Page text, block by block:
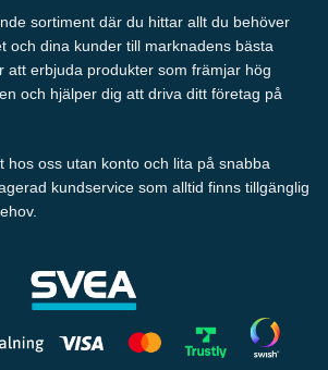
sortiment där du hittar allt du behöver
och dina kunder till marknadens bästa
att erbjuda produkter som främjar hög
och hjälper dig att driva ditt företag på
hos oss utan konto och lita på snabba
kundservice som alltid finns tillgänglig